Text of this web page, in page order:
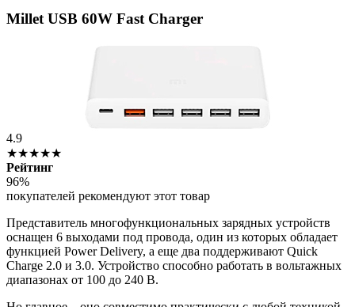
Millet USB 60W Fast Charger
4.9
★★★★★
Рейтинг
96%
покупателей рекомендуют этот товар
Представитель многофункциональных зарядных устройств
оснащен 6 выходами под провода, один из которых обладает
функцией Power Delivery, а еще два поддерживают Quick
Charge 2.0 и 3.0. Устройство способно работать в вольтажных
диапазонах от 100 до 240 В.